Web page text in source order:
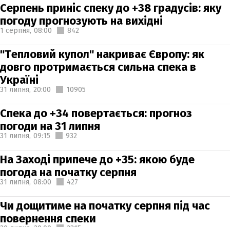
Серпень приніс спеку до +38 градусів: яку
погоду прогнозують на вихідні
1 серпня, 08:00 842
"Тепловий купол" накриває Європу: як
довго протримається сильна спека в
Україні
31 липня, 20:00 10905
Спека до +34 повертається: прогноз
погоди на 31 липня
31 липня, 09:15 932
На Заході припече до +35: якою буде
погода на початку серпня
31 липня, 08:00 427
Чи дощитиме на початку серпня під час
повернення спеки